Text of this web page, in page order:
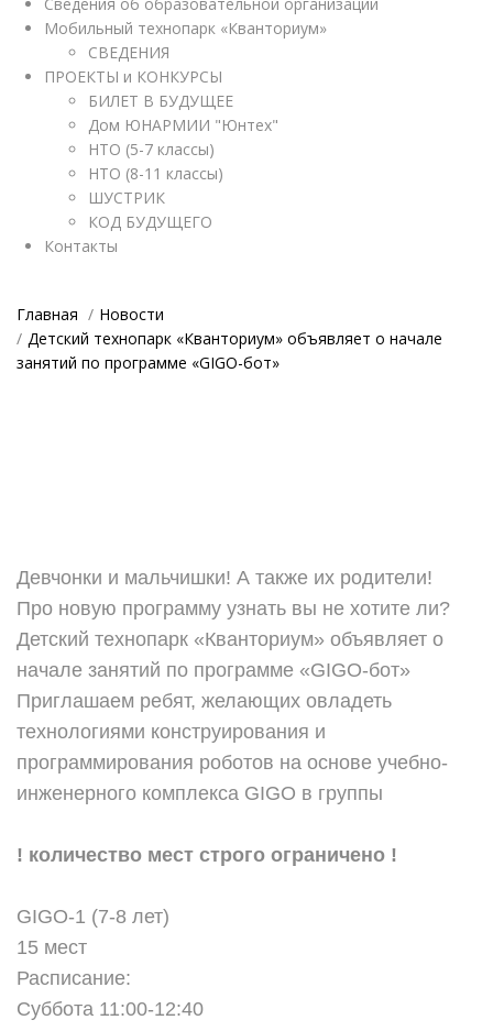
Мобильный технопарк «Кванториум»
СВЕДЕНИЯ
ПРОЕКТЫ и КОНКУРСЫ
БИЛЕТ В БУДУЩЕЕ
Дом ЮНАРМИИ "Юнтех"
НТО (5-7 классы)
НТО (8-11 классы)
ШУСТРИК
КОД БУДУЩЕГО
Контакты
Главная
Новости
Детский технопарк «Кванториум» объявляет о начале
занятий по программе «GIGO-бот»
Девчонки и мальчишки! А также их родители!
Про новую программу узнать вы не хотите ли?
Детский технопарк «Кванториум» объявляет о
начале занятий по программе «GIGO-бот»
Приглашаем ребят, желающих овладеть
технологиями конструирования и
программирования роботов на основе учебно-
инженерного комплекса GIGO в группы
! количество мест строго ограничено !
GIGO-1 (7-8 лет)
15 мест
Расписание:
Суббота 11:00-12:40